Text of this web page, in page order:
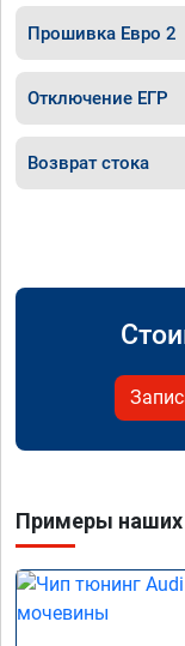
Прошивка Евро 2
Отключение ЕГР
Возврат стока
Примеры наших